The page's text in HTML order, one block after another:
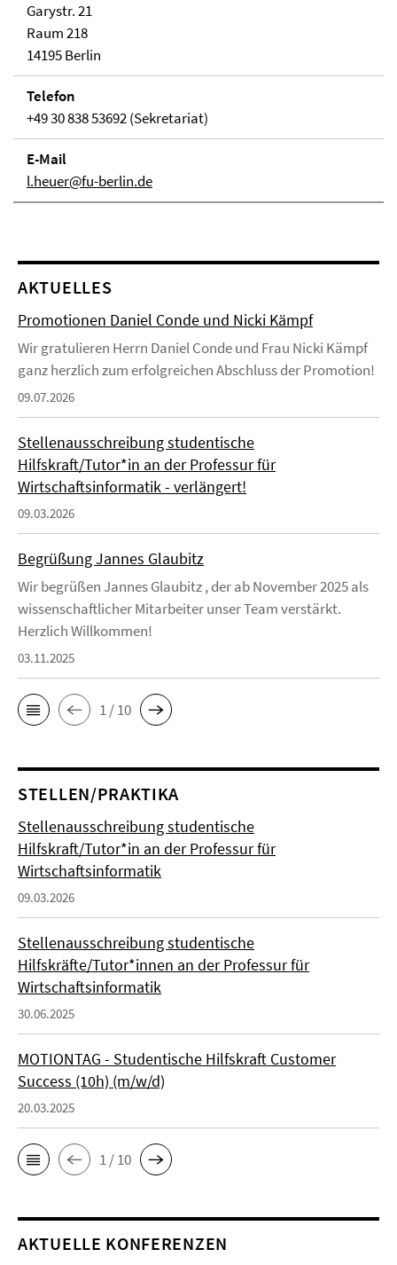
Garystr. 21
Raum 218
14195 Berlin
Telefon
+49 30 838 53692 (Sekretariat)
E-Mail
l.heuer@fu-berlin.de
AKTUELLES
Promotionen Daniel Conde und Nicki Kämpf
Wir gratulieren Herrn Daniel Conde und Frau Nicki Kämpf
ganz herzlich zum erfolgreichen Abschluss der Promotion!
09.07.2026
Stellenausschreibung studentische
Hilfskraft/Tutor*in an der Professur für
Wirtschaftsinformatik - verlängert!
09.03.2026
Begrüßung Jannes Glaubitz
Wir begrüßen Jannes Glaubitz , der ab November 2025 als
wissenschaftlicher Mitarbeiter unser Team verstärkt.
Herzlich Willkommen!
03.11.2025
1 / 10
STELLEN/PRAKTIKA
Stellenausschreibung studentische
Hilfskraft/Tutor*in an der Professur für
Wirtschaftsinformatik
09.03.2026
Stellenausschreibung studentische
Hilfskräfte/Tutor*innen an der Professur für
Wirtschaftsinformatik
30.06.2025
MOTIONTAG - Studentische Hilfskraft Customer
Success (10h) (m/w/d)
20.03.2025
1 / 10
AKTUELLE KONFERENZEN